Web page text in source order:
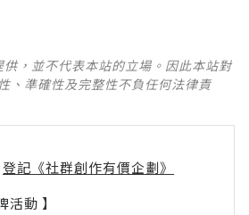
，並不代表本站的立場。因此本站對
、準確性及完整性不負任何法律責
登記《社群創作有價企劃》
動 】